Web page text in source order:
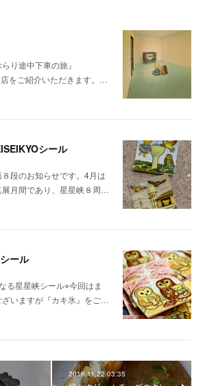
り途中下車の旅』
をご紹介いただきます。…
シール
段のお知らせです。4月は
月間であり、星星峡８周…
ール
る星星峡シール⭐︎今回はま
いますが『カキ氷』をご…
2019.11.22 03:35